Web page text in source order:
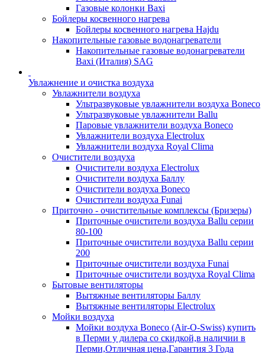
Газовые колонки Baxi
Бойлеры косвенного нагрева
Бойлеры косвенного нагрева Hajdu
Накопительные газовые водонагреватели
Накопительные газовые водонагреватели
Baxi (Италия) SAG
Увлажнение и очистка воздуха
Увлажнители воздуха
Ультразвуковые увлажнители воздуха Boneco
Ультразвуковые увлажнители Ballu
Паровые увлажнители воздуха Boneco
Увлажнители воздуха Electrolux
Увлажнители воздуха Royal Clima
Очистители воздуха
Очистители воздуха Electrolux
Очистители воздуха Баллу
Очистители воздуха Boneco
Очистители воздуха Funai
Приточно - очистительные комплексы (Бризеры)
Приточные очистители воздуха Ballu серии
80-100
Приточные очистители воздуха Ballu серии
200
Приточные очистители воздуха Funai
Приточные очистители воздуха Royal Clima
Бытовые вентиляторы
Вытяжные вентиляторы Баллу
Вытяжные вентиляторы Electrolux
Мойки воздуха
Мойки воздуха Boneco (Air-O-Swiss) купить
в Перми у дилера со скидкой,в наличии в
Перми,Отличная цена,Гарантия 3 Года